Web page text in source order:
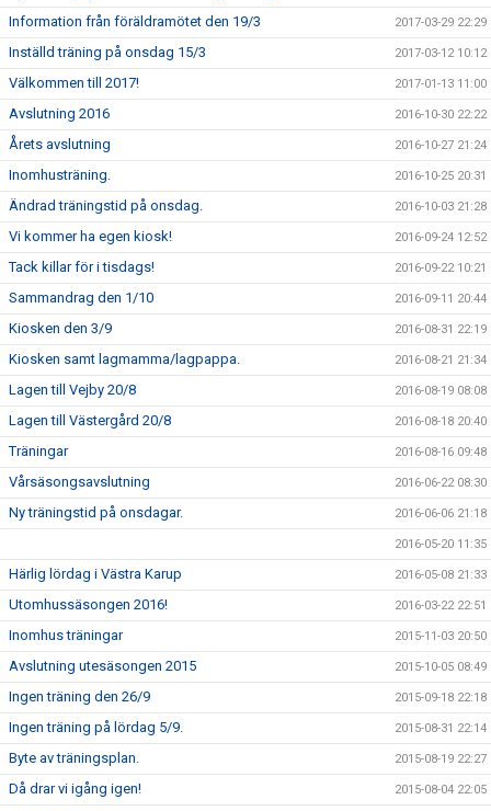
Information från föräldramötet den 19/3 2017-03-29 22:29
Inställd träning på onsdag 15/3 2017-03-12 10:12
Välkommen till 2017! 2017-01-13 11:00
Avslutning 2016 2016-10-30 22:22
Årets avslutning 2016-10-27 21:24
Inomhusträning. 2016-10-25 20:31
Ändrad träningstid på onsdag. 2016-10-03 21:28
Vi kommer ha egen kiosk! 2016-09-24 12:52
Tack killar för i tisdags! 2016-09-22 10:21
Sammandrag den 1/10 2016-09-11 20:44
Kiosken den 3/9 2016-08-31 22:19
Kiosken samt lagmamma/lagpappa. 2016-08-21 21:34
Lagen till Vejby 20/8 2016-08-19 08:08
Lagen till Västergård 20/8 2016-08-18 20:40
Träningar 2016-08-16 09:48
Vårsäsongsavslutning 2016-06-22 08:30
Ny träningstid på onsdagar. 2016-06-06 21:18
2016-05-20 11:35
Härlig lördag i Västra Karup 2016-05-08 21:33
Utomhussäsongen 2016! 2016-03-22 22:51
Inomhus träningar 2015-11-03 20:50
Avslutning utesäsongen 2015 2015-10-05 08:49
Ingen träning den 26/9 2015-09-18 22:18
Ingen träning på lördag 5/9. 2015-08-31 22:14
Byte av träningsplan. 2015-08-19 22:27
Då drar vi igång igen! 2015-08-04 22:05